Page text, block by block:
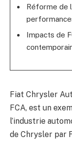
Réforme de
Impacts de
Fiat Chrysler
FCA, est un
l’industrie
de Chrysler par